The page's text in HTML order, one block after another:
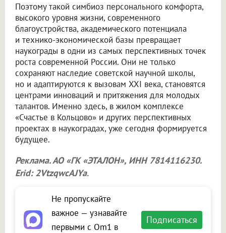
Поэтому такой симбиоз персонального комфорта,
высокого уровня жизни, современного
благоустройства, академического потенциала
и технико-экономической базы превращает
наукограды в одни из самых перспективных точек
роста современной России. Они не только
сохраняют наследие советской научной школы,
но и адаптируются к вызовам XXI века, становятся
центрами инноваций и притяжения для молодых
талантов. Именно здесь, в жилом комплексе
«Счастье в Кольцово» и других перспективных
проектах в наукоградах, уже сегодня формируется
будущее.
Реклама. АО «ГК «ЭТАЛОН», ИНН 7814116230.
Erid: 2VtzqwcAJYa.
Не пропускайте
важное — узнавайте
первыми с Om1 в
Подписаться